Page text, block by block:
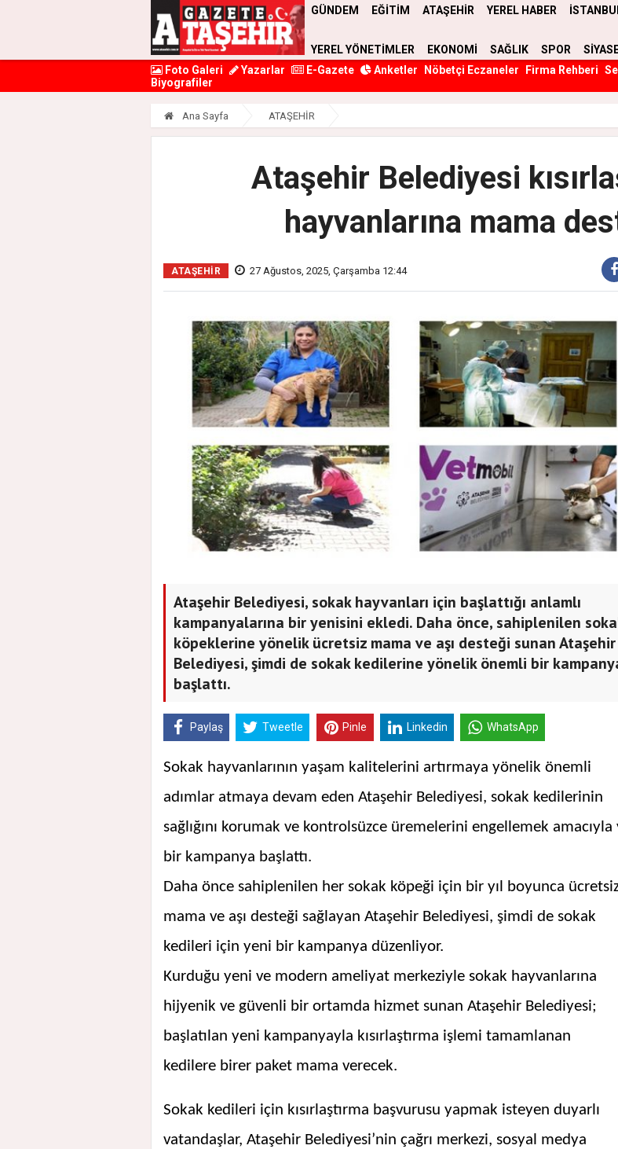
GÜNDEM EĞİTİM ATAŞEHİR YEREL HABER
YEREL YÖNETİMLER EKONOMİ SAĞLIK SPOR
Foto Galeri
Yazarlar E-Gazete Anketler Nöbetçi Eczaneler Firma Rehberi
Biyografiler
Ana Sayfa ATAŞEHİR
Ataşehir Belediyesi
hayvanlarına mama
ATAŞEHİR 27 Ağustos, 2025, Çarşamba 12:44
Ataşehir Belediyesi, sokak hayvanları için başlattığı anlamlı
kampanyalarına bir yenisini ekledi. Daha önce, sahiplenilen
köpeklerine yönelik ücretsiz mama ve aşı desteği sunan Ataşehir
Belediyesi, şimdi de sokak kedilerine yönelik önemli bir
başlattı.
Paylaş Tweetle Pinle Linkedin WhatsApp
Sokak hayvanlarının yaşam kalitelerini artırmaya yönelik önemli
adımlar atmaya devam eden Ataşehir Belediyesi, sokak kedilerinin
sağlığını korumak ve kontrolsüzce üremelerini engellemek amacıyla
bir kampanya başlattı.
Daha önce sahiplenilen her sokak köpeği için bir yıl boyunca
mama ve aşı desteği sağlayan Ataşehir Belediyesi, şimdi de sokak
kedileri için yeni bir kampanya düzenliyor.
Kurduğu yeni ve modern ameliyat merkeziyle sokak hayvanlarına
hijyenik ve güvenli bir ortamda hizmet sunan Ataşehir Belediyesi;
başlatılan yeni kampanyayla kısırlaştırma işlemi tamamlanan
kedilere birer paket mama verecek.
Sokak kedileri için kısırlaştırma başvurusu yapmak isteyen duyarlı
vatandaşlar, Ataşehir Belediyesi’nin çağrı merkezi, sosyal medya